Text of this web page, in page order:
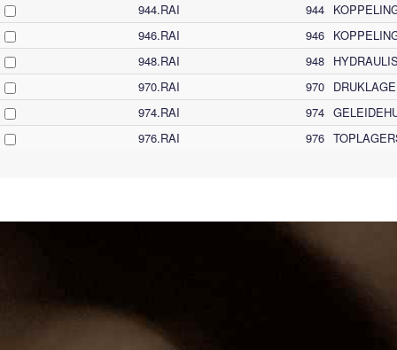
944.RAI
944
946.RAI
946
948.RAI
948
970.RAI
970
974.RAI
974
976.RAI
976